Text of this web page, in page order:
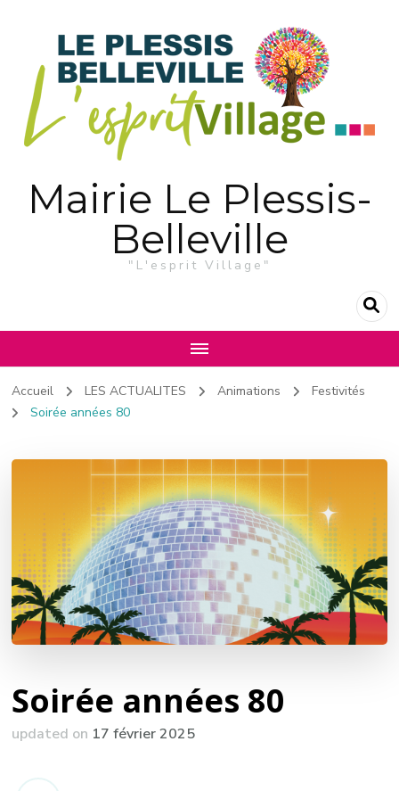
Mairie Le Plessis-
Belleville
"L'esprit Village"
Accueil LES ACTUALITES Animations
Festivités
Soirée années 80
Soirée années 80
updated on 17 février 2025